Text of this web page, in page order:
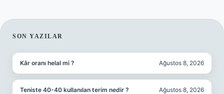
SIDEBAR
SON YAZILAR
Kâr oranı helal mi ? Ağustos 8, 2026
Teniste 40-40 kullanılan terim nedir ? Ağustos 8, 2026